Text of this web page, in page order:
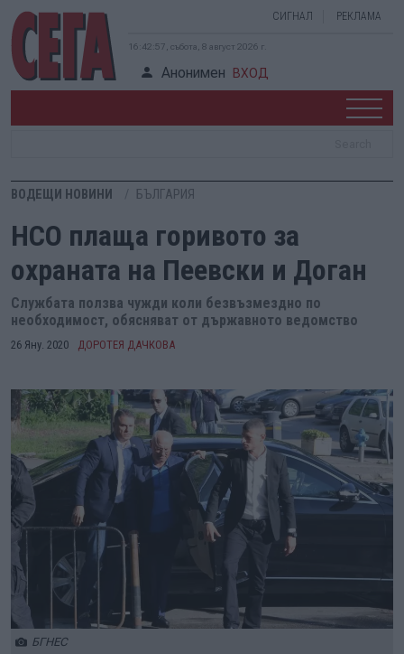
СИГНАЛ РЕКЛАМА
16:42:58, събота, 8 август 2026 г.
Анонимен ВХОД
ВОДЕЩИ НОВИНИ БЪЛГАРИЯ
НСО плаща горивото за
охраната на Пеевски и Доган
Службата ползва чужди коли безвъзмездно по
необходимост, обясняват от държавното ведомство
26 Яну. 2020 ДОРОТЕЯ ДАЧКОВА
БГНЕС